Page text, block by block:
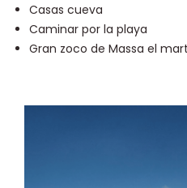
Casas cueva
Caminar por la playa
Gran zoco de Massa el